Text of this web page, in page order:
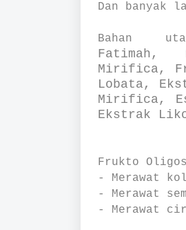
Dan banyak
Bahan
Fatimah,
Mirifica,
Lobata,
Mirifica,
Ekstrak
Frukto
- Merawat
- Merawat
- Merawat